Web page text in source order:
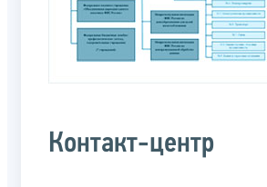
Контакт-центр